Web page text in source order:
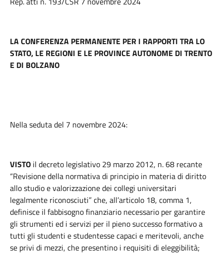
LA CONFERENZA PERMANENTE PER I RAPPORTI TRA LO
STATO, LE REGIONI E LE PROVINCE AUTONOME DI TRENTO
E DI BOLZANO
Nella seduta del 7 novembre 2024:
VISTO il decreto legislativo 29 marzo 2012, n. 68 recante
“Revisione della normativa di principio in materia di diritto
allo studio e valorizzazione dei collegi universitari
legalmente riconosciuti” che, all’articolo 18, comma 1,
definisce il fabbisogno finanziario necessario per garantire
gli strumenti ed i servizi per il pieno successo formativo a
tutti gli studenti e studentesse capaci e meritevoli, anche
se privi di mezzi, che presentino i requisiti di eleggibilità;